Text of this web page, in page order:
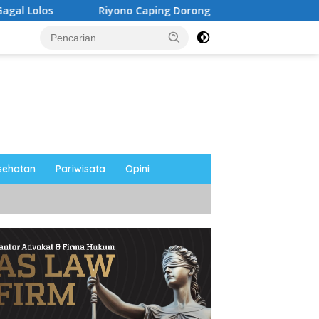
Riyono Caping Dorong Ibu-Ibu Magetan Kembangkan
Pariwisata Opini